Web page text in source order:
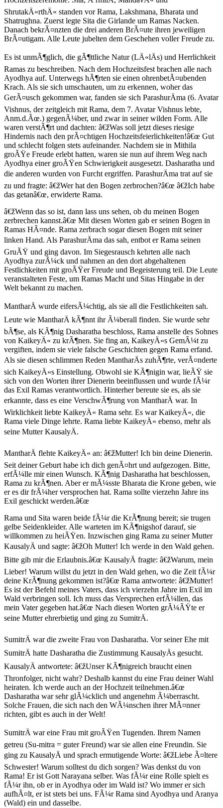
ShrutakÄ«rthÄ« standen vor Rama, Lakshmana, Bharata und
Shatrughna. Zuerst legte Sita die Girlande um Ramas Nacken.
Danach bekrÃ¤nzten die drei anderen BrÃ¤ute ihren jeweiligen
BrÃ¤utigam. Alle Leute jubelten dem Geschehen voller Freude zu.
Es ist unmÃ¶glich, die gÃ¶ttliche Natur (LÄ«lÄs) und Herrlichkeit
Ramas zu beschreiben. Nach dem Hochzeitsfest brachen alle nach
Ayodhya auf. Unterwegs hÃ¶rten sie einen ohrenbetÃ¤ubenden
Krach. Als sie sich umschauten, um zu erkennen, woher das
GerÃ¤usch gekommen war, fanden sie sich ParashurÄma (6. Avatar
Vishnus, der zeitgleich mit Rama, dem 7. Avatar Vishnus lebte,
Anm.d.Ãœ.) gegenÃ¼ber, und zwar in seiner wilden Form. Alle
waren verstÃ¶rt und dachten: â€žWas soll jetzt dieses riesige
Hindernis nach den prÃ¤chtigen Hochzeitsfeierlichkeiten!â€œ Gut
und schlecht folgen stets aufeinander. Nachdem sie in Mithila
groÃŸe Freude erlebt hatten, waren sie nun auf ihrem Weg nach
Ayodhya einer groÃŸen Schwierigkeit ausgesetzt. Dasharatha und
die anderen wurden von Furcht ergriffen. ParashurÄma trat auf sie
zu und fragte: â€žWer hat den Bogen zerbrochen?â€œ â€žIch habe
das getanâ€œ, erwiderte Rama.
â€žWenn das so ist, dann lass uns sehen, ob du meinen Bogen
zerbrechen kannst.â€œ Mit diesen Worten gab er seinen Bogen in
Ramas HÃ¤nde. Rama zerbrach sogar diesen Bogen mit seiner
linken Hand. Als ParashurÄma das sah, entbot er Rama seinen
GruÃŸ und ging davon. Im Siegesrausch kehrten alle nach
Ayodhya zurÃ¼ck und nahmen an den dort abgehaltenen
Festlichkeiten mit groÃŸer Freude und Begeisterung teil. Die Leute
veranstalteten Feste, um Ramas Macht und Sitas Hingabe in der
Welt bekannt zu machen.
MantharÄ wurde eifersÃ¼chtig, als sie all die Festlichkeiten sah.
Leute wie MantharÄ kÃ¶nnt ihr Ã¼berall finden. Sie wurde sehr
bÃ¶se, als KÃ¶nig Dasharatha beschloss, Rama anstelle des Sohnes
von KaikeyÄ« zu krÃ¶nen. Sie fing an, KaikeyÄ«s GemÃ¼t zu
vergiften, indem sie viele falsche Geschichten gegen Rama erfand.
Als sie diesen schlimmen Reden MantharÄs zuhÃ¶rte, verÃ¤nderte
sich KaikeyÄ«s Einstellung. Obwohl sie KÃ¶nigin war, lieÃŸ sie
sich von den Worten ihrer Dienerin beeinflussen und wurde fÃ¼r
das Exil Ramas verantwortlich. Hinterher bereute sie es, als sie
erkannte, dass es eine VerschwÃ¶rung von MantharÄ war. In
Wirklichkeit liebte KaikeyÄ« Rama sehr. Es war KaikeyÄ«, die
Rama viele Dinge lehrte. Rama liebte KaikeyÄ« ebenso, mehr als
seine Mutter KausalyÄ.
MantharÄ flehte KaikeyÄ« an: â€žMutter! Ich bin deine Dienerin.
Seit deiner Geburt habe ich dich genÃ¤hrt und aufgezogen. Bitte,
erfÃ¼lle mir einen Wunsch. KÃ¶nig Dasharatha hat beschlossen,
Rama zu krÃ¶nen. Aber er mÃ¼sste Bharata die Krone geben, wie
er es dir frÃ¼her versprochen hat. Rama sollte vierzehn Jahre ins
Exil geschickt werden.â€œ
Rama und Sita waren beide fÃ¼r die KrÃ¶nung bereit; sie trugen
gelbe Seidenkleider. Alle warteten im KÃ¶nigshof darauf, sie
willkommen zu heiÃŸen. Inzwischen ging Rama zu seiner Mutter
KausalyÄ und sagte: â€žOh Mutter! Ich werde in den Wald gehen.
Bitte gib mir die Erlaubnis.â€œ KausalyÄ fragte: â€žWarum, mein
Lieber! Warum willst du jetzt in den Wald gehen, wo die Zeit fÃ¼r
deine KrÃ¶nung gekommen ist?â€œ Rama antwortete: â€žMutter!
Es ist der Befehl meines Vaters, dass ich vierzehn Jahre im Exil im
Wald verbringen soll. Ich muss das Versprechen erfÃ¼llen, das
mein Vater gegeben hat.â€œ Nach diesen Worten grÃ¼ÃŸte er
seine Mutter ehrerbietig und ging zu SumitrÄ.
SumitrÄ war die zweite Frau von Dasharatha. Vor seiner Ehe mit
SumitrÄ hatte Dasharatha die Zustimmung KausalyÄs gesucht.
KausalyÄ antwortete: â€žUnser KÃ¶nigreich braucht einen
Thronfolger, nicht wahr? Deshalb kannst du eine Frau deiner Wahl
heiraten. Ich werde auch an der Hochzeit teilnehmen.â€œ
Dasharatha war sehr glÃ¼cklich und angenehm Ã¼berrascht.
Solche Frauen, die sich nach den WÃ¼nschen ihrer MÃ¤nner
richten, gibt es auch in der Welt!
SumitrÄ war eine Frau mit groÃŸen Tugenden. Ihrem Namen
getreu (Su-mitra = guter Freund) war sie allen eine Freundin. Sie
ging zu KausalyÄ und sprach ermutigende Worte: â€žLiebe Ã¤ltere
Schwester! Warum solltest du dich sorgen? Was denkst du von
Rama! Er ist Gott Narayana selber. Was fÃ¼r eine Rolle spielt es
fÃ¼r ihn, ob er in Ayodhya oder im Wald ist? Wo immer er sich
aufhÃ¤lt, er ist stets bei uns. FÃ¼r Rama sind Ayodhya und Aranya
(Wald) ein und dasselbe.